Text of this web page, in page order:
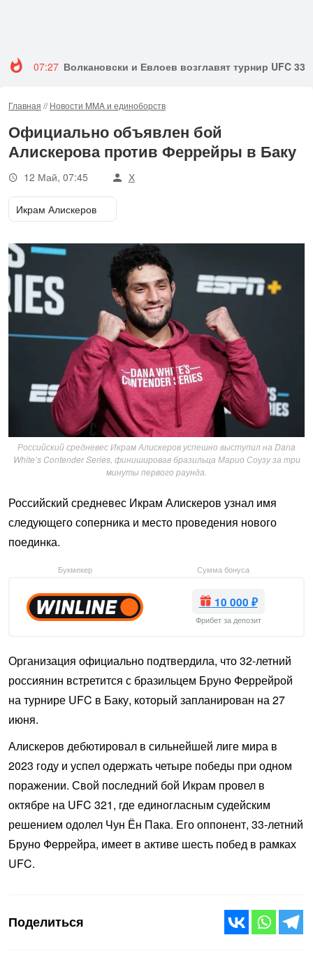
07:27 Волкановски и Евлоев возглавят турнир UFC 333
Главная //Новости MMA и единоборств
Официально объявлен бой
Алискерова против Феррейры в Баку
12 Май, 07:45 Х
Икрам Алискеров
Российский средневес Икрам Алискеров успешно выступил на Dana
White’s Contender Series, финишировав бразильца Марио Соузу за три
минуты первого раунда.
Российский средневес Икрам Алискеров узнал имя
следующего соперника и место проведения нового
поединка.
Букмекер Сумма бонуса
10 000 ₽
Фрибет за депозит
Организация официально подтвердила, что 32-летний
россиянин встретится с бразильцем Бруно Феррейрой
на турнире UFC в Баку, который запланирован на 27
июня.
Алискеров дебютировал в сильнейшей лиге мира в
2023 году и успел одержать четыре победы при одном
поражении. Свой последний бой Икрам провел в
октябре на UFC 321, где единогласным судейским
решением одолел Чун Ён Пака. Его оппонент, 33-летний
Бруно Феррейра, имеет в активе шесть побед в рамках
UFC.
Поделиться